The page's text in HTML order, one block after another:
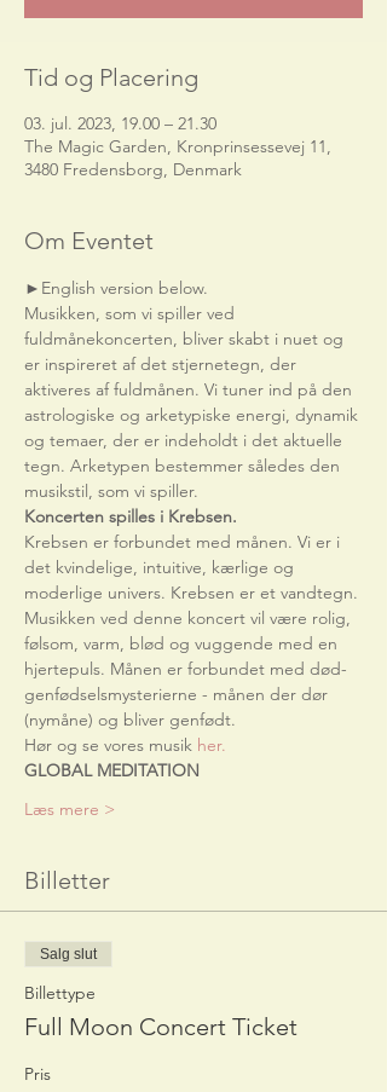
Tid og Placering
03. jul. 2023, 19.00 – 21.30
The Magic Garden, Kronprinsessevej 11,
3480 Fredensborg, Denmark
Om Eventet
►English version below.
Musikken, som vi spiller ved
fuldmånekoncerten, bliver skabt i nuet og
er inspireret af det stjernetegn, der
aktiveres af fuldmånen. Vi tuner ind på den
astrologiske og arketypiske energi, dynamik
og temaer, der er indeholdt i det aktuelle
tegn. Arketypen bestemmer således den
musikstil, som vi spiller.
Koncerten spilles i Krebsen.
Krebsen er forbundet med månen. Vi er i
det kvindelige, intuitive, kærlige og
moderlige univers. Krebsen er et vandtegn.
Musikken ved denne koncert vil være rolig,
følsom, varm, blød og vuggende med en
hjertepuls. Månen er forbundet med død-
genfødselsmysterierne - månen der dør
(nymåne) og bliver genfødt.
Hør og se vores musik her.
GLOBAL MEDITATION
Læs mere >
Billetter
Salg slut
Billettype
Full Moon Concert Ticket
Pris